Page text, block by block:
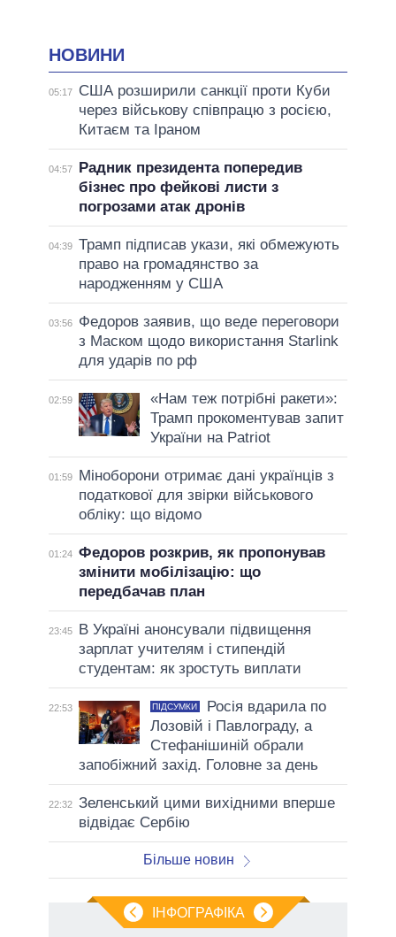
НОВИНИ
05:17
США розширили санкції проти Куби
через військову співпрацю з росією,
Китаєм та Іраном
04:57
Радник президента попередив
бізнес про фейкові листи з
погрозами атак дронів
04:39 Трамп підписав укази, які обмежують
право на громадянство за
народженням у США
03:56
Федоров заявив, що веде переговори
з Маском щодо використання Starlink
для ударів по рф
02:59
«Нам теж потрібні ракети»:
Трамп прокоментував запит
України на Patriot
01:59
Міноборони отримає дані українців з
податкової для звірки військового
обліку: що відомо
01:24 Федоров розкрив, як пропонував
змінити мобілізацію: що
передбачав план
23:45
В Україні анонсували підвищення
зарплат учителям і стипендій
студентам: як зростуть виплати
22:53 ПІДСУМКИ
Росія вдарила по
Лозовій і Павлограду, а
Стефанішиній обрали
запобіжний захід. Головне за день
22:32 Зеленський цими вихідними вперше
відвідає Сербію
Більше новин
ІНФОГРАФІКА